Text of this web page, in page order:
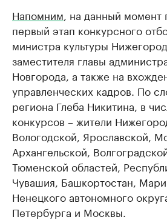
Напомним , на данный момент
первый этап конкурсного
министра культуры
заместителя главы
Новгорода, а также на
управленческих кадров. По
региона Глеба Никитина, в
конкурсов – жители
Вологодской, Ярославской,
Архангельской,
Тюменской областей,
Чувашия, Башкортостан,
Ненецкого автономного
Петербурга и Москвы.